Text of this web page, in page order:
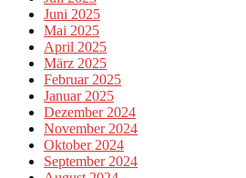
Juni 2025
Mai 2025
April 2025
März 2025
Februar 2025
Januar 2025
Dezember 2024
November 2024
Oktober 2024
September 2024